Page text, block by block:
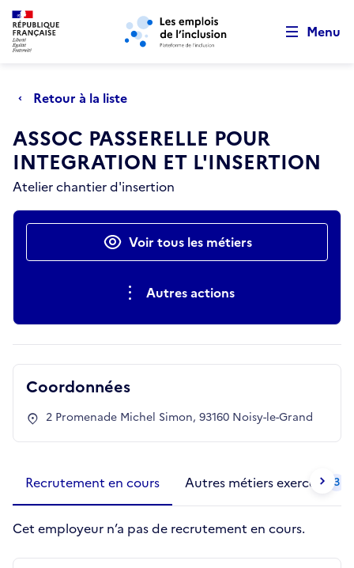
Aller au menu principal Aller au contenu principal
Menu
Retour à la liste
ASSOC PASSERELLE POUR
INTEGRATION ET L'INSERTION
Atelier chantier d'insertion
Actions rapidesVoir tous les métiers
Autres actions
Coordonnées
2 Promenade Michel Simon, 93160 Noisy-le-Grand
Recrutement en cours Autres métiers exercés 3
Cet employeur n’a pas de recrutement en cours.
Retour au début de la page
Panneau de gestion des cookies